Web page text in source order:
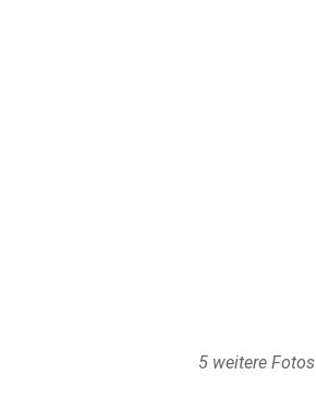
5 weitere Fotos